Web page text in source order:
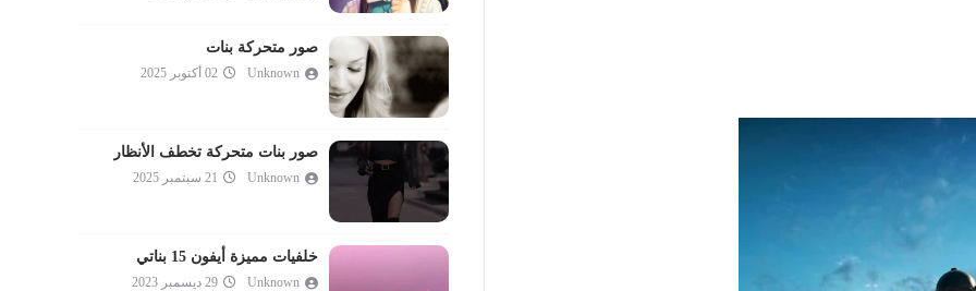
صور متحركة بنات
Unknown 02 أكتوبر 2025
صور بنات متحركة تخطف الأنظار
Unknown 21 سبتمبر 2025
خلفيات مميزة أيفون 15 بناتي
Unknown 29 ديسمبر 2023